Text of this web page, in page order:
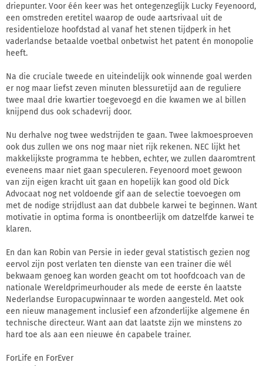
driepunter. Voor één keer was het ontegenzeglijk Lucky Feyenoord,
een omstreden eretitel waarop de oude aartsrivaal uit de
residentieloze hoofdstad al vanaf het stenen tijdperk in het
vaderlandse betaalde voetbal onbetwist het patent én monopolie
heeft.
Na die cruciale tweede en uiteindelijk ook winnende goal werden
er nog maar liefst zeven minuten blessuretijd aan de reguliere
twee maal drie kwartier toegevoegd en die kwamen we al billen
knijpend dus ook schadevrij door.
Nu derhalve nog twee wedstrijden te gaan. Twee lakmoesproeven
ook dus zullen we ons nog maar niet rijk rekenen. NEC lijkt het
makkelijkste programma te hebben, echter, we zullen daaromtrent
eveneens maar niet gaan speculeren. Feyenoord moet gewoon
van zijn eigen kracht uit gaan en hopelijk kan good old Dick
Advocaat nog net voldoende gif aan de selectie toevoegen om
met de nodige strijdlust aan dat dubbele karwei te beginnen. Want
motivatie in optima forma is onontbeerlijk om datzelfde karwei te
klaren.
En dan kan Robin van Persie in ieder geval statistisch gezien nog
eervol zijn post verlaten ten dienste van een trainer die wél
bekwaam genoeg kan worden geacht om tot hoofdcoach van de
nationale Wereldprimeurhouder als mede de eerste én laatste
Nederlandse Europacupwinnaar te worden aangesteld. Met ook
een nieuw management inclusief een afzonderlijke algemene én
technische directeur. Want aan dat laatste zijn we minstens zo
hard toe als aan een nieuwe én capabele trainer.
ForLife en ForEver